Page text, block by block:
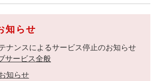
知らせ
ナンスによるサービス停止のお知らせ
サービス全般
知らせ